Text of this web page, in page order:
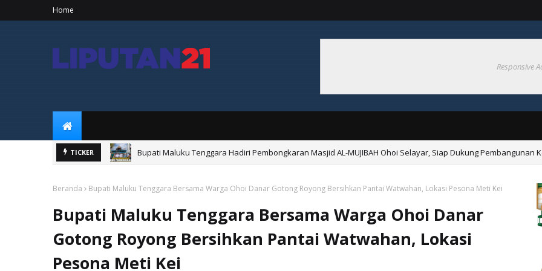
Home
Responsive
TICKER
Bupati Maluku Tenggara Hadiri Pembongkaran Masjid AL-MUJIBAH Ohoi Selayar, Siap Dukung Pembangunan
Bupati Malra Hadiri Final Bupati Cup 2026 Di Ohoider Tutu, Semarakkan HUT Ke-81 RI
Beranda Bupati Maluku Tenggara Bersama Warga Ohoi Danar Gotong Royong Bersihkan Pantai Watwahan, Lokasi Pesona Meti Kei
Bupati Maluku Tenggara Bersama Warga Ohoi Danar
Gotong Royong Bersihkan Pantai Watwahan, Lokasi
Pesona Meti Kei